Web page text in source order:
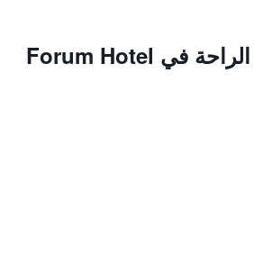
المزايا ووسائل الراحة في Forum Hotel